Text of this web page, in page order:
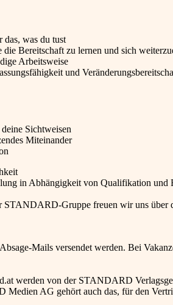
was du tust
die Bereitschaft zu lernen und sich
Arbeitsweise
und
Sichtweisen
Miteinander
in Abhängigkeit von Qualifikation und
STANDARD-Gruppe freuen wir uns über
Mails versendet werden. Bei
werden von der STANDARD
Medien AG gehört auch das, für den